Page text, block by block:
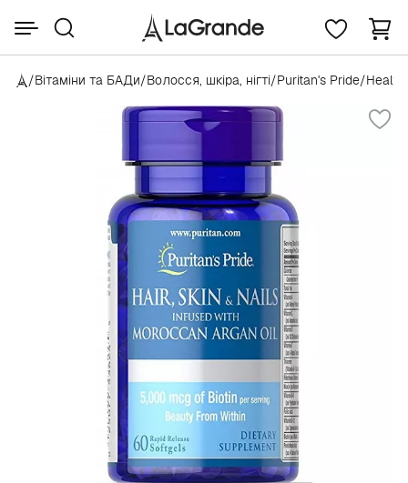
/Вітаміни та БАДи/Волосся, шкіра, нігті/Puritan's Pride/Health